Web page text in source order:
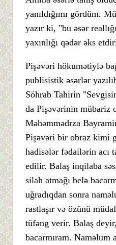
yanıldığımı gördüm.
yazır ki, "bu əsər
yaxınlığı qədər əks
Pişəvəri hökumətiylə
publisistik əsərlər
Söhrab Tahirin
da Pişəvərinin mübariz
Məhəmmədrza
Pişəvəri bir obraz kimi
hadisələr fədailərin acı
edilir. Balaş inqilaba
silah atmağı belə
uğradıqdan sonra
rastlaşır və özünü
tüfəng verir. Balaş
bacarmıram. Naməlum